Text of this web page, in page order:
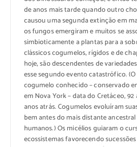
de anos mais tarde quando outro
causou uma segunda extinção em
os fungos emergiram e muitos se
simbioticamente a plantas para a
clássicos cogumelos, rígidos e de
hoje, são descendentes de
esse segundo evento catastrófico.
cogumelo conhecido – conservado
em Nova York – data do Cretáceo,
anos atrás. Cogumelos evoluíram
bem antes do mais distante
humanos.) Os micélios guiaram o
ecossistemas favorecendo